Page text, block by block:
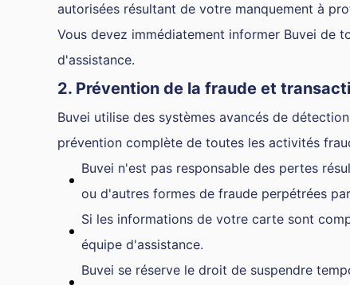
autorisées résultant de votre manquement à
Vous devez immédiatement informer Buvei de
d'assistance.
2. Prévention de la fraude et
Buvei utilise des systèmes avancés de
prévention complète de toutes les activités
Buvei n'est pas responsable des pertes
ou d'autres formes de fraude perpétrées
Si les informations de votre carte sont
équipe d'assistance.
Buvei se réserve le droit de suspendre